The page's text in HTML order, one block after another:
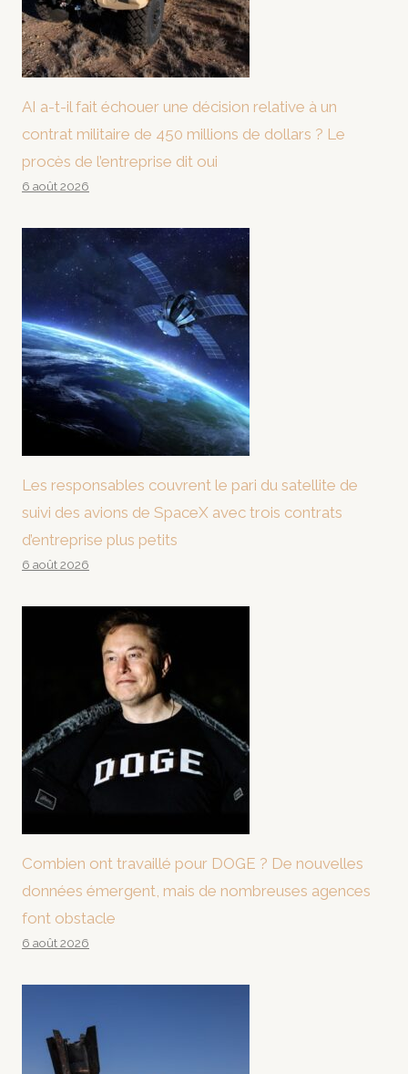
AI a-t-il fait échouer une décision relative à un
contrat militaire de 450 millions de dollars ? Le
procès de l’entreprise dit oui
6 août 2026
Les responsables couvrent le pari du satellite de
suivi des avions de SpaceX avec trois contrats
d’entreprise plus petits
6 août 2026
Combien ont travaillé pour DOGE ? De nouvelles
données émergent, mais de nombreuses agences
font obstacle
6 août 2026